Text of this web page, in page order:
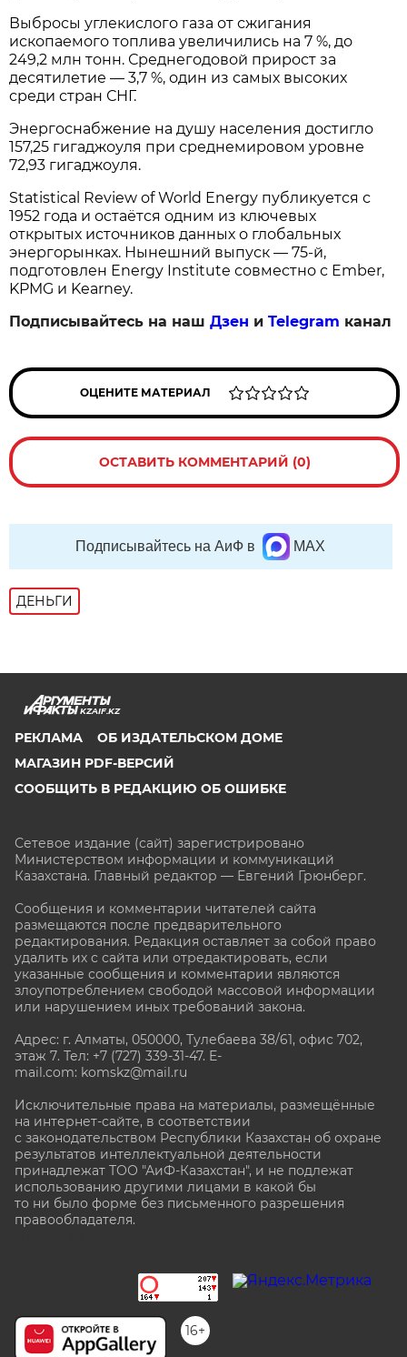
Выбросы углекислого газа от сжигания
ископаемого топлива увеличились на 7 %, до
249,2 млн тонн. Среднегодовой прирост за
десятилетие — 3,7 %, один из самых высоких
среди стран СНГ.
Энергоснабжение на душу населения достигло
157,25 гигаджоуля при среднемировом уровне
72,93 гигаджоуля.
Statistical Review of World Energy публикуется с
1952 года и остаётся одним из ключевых
открытых источников данных о глобальных
энергорынках. Нынешний выпуск — 75-й,
подготовлен Energy Institute совместно с Ember,
KPMG и Kearney.
Подписывайтесь на нашДзен иTelegram канал
ОЦЕНИТЕ МАТЕРИАЛ
ОСТАВИТЬ КОММЕНТАРИЙ (0)
Подписывайтесь на АиФ в MAX
ДЕНЬГИ
KZAIF.KZ
РЕКЛАМА
ОБ ИЗДАТЕЛЬСКОМ ДОМЕ
МАГАЗИН PDF-ВЕРСИЙ
СООБЩИТЬ В РЕДАКЦИЮ ОБ ОШИБКЕ
Сетевое издание (сайт) зарегистрировано
Министерством информации и коммуникаций
Казахстана. Главный редактор — Евгений Грюнберг.
Сообщения и комментарии читателей сайта
размещаются после предварительного
редактирования. Редакция оставляет за собой право
удалить их с сайта или отредактировать, если
указанные сообщения и комментарии являются
злоупотреблением свободой массовой информации
или нарушением иных требований закона.
Адрес: г. Алматы, 050000, Тулебаева 38/61, офис 702,
этаж 7. Тел: +7 (727) 339-31-47. E-
mail.com: komskz@mail.ru
Исключительные права на материалы, размещённые
на интернет-сайте, в соответствии
с законодательством Республики Казахстан об охране
результатов интеллектуальной деятельности
принадлежат ТОО "АиФ-Казахстан", и не подлежат
использованию другими лицами в какой бы
то ни было форме без письменного разрешения
правообладателя.
16+